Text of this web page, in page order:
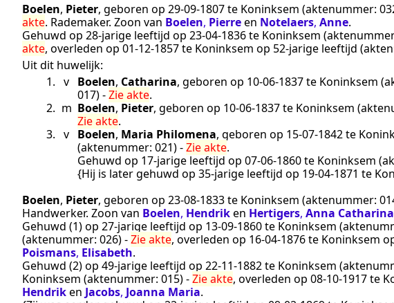
Boelen, Pieter, geboren op 29‑09‑1807te Koninksem (aktenummer:
akte. Rademaker. Zoon van Boelen, Pierreen Notelaers, Anne.
Gehuwd op 28-jarige leeftijd op 23‑04‑1836te Koninksem
akte, overleden op 01‑12‑1857te Koninksem op 52-jarige leeftijd
Uit dit huwelijk:
1. v Boelen, Catharina, geboren op 10‑06‑1837te Koninksem
017) -Zie akte.
2. m Boelen, Pieter, geboren op 10‑06‑1837te Koninksem
Zie akte.
3. v Boelen, Maria Philomena, geboren op 15‑07‑1842te
(aktenummer: 021) -Zie akte.
Gehuwd op 17-jarige leeftijd op 07‑06‑1860te Koninksem
{Hij is later gehuwd op 35-jarige leeftijd op 19‑04‑1871 te
Boelen, Pieter, geboren op 23‑08‑1833te Koninksem (aktenummer:
Handwerker. Zoon van Boelen, Hendriken Hertigers, Anna Catharina
Gehuwd (1) op 27-jarige leeftijd op 13‑09‑1860te Koninksem
(aktenummer: 026) -Zie akte, overleden op 16‑04‑1876te Koninksem
Poismans, Elisabeth.
Gehuwd (2) op 49-jarige leeftijd op 22‑11‑1882te Koninksem
Koninksem (aktenummer: 015) -Zie akte, overleden op 08‑10‑1917te
Hendriken Jacobs, Joanna Maria.